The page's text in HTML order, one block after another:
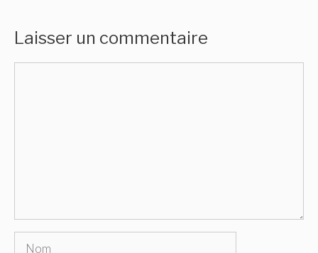
Laisser un commentaire
Nom